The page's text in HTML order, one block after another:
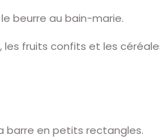
beurre au bain-marie.
fruits confits et les
barre en petits rectangles.